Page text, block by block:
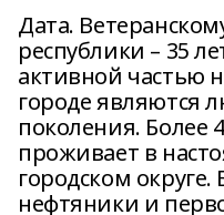
Дата.
республики – 35
активной частью
городе являются
поколения. Более
проживает в
городском
нефтяники и